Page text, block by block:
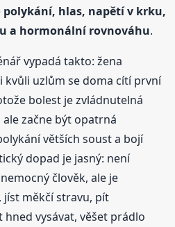
polykání, hlas, napětí v krku,
a hormonální rovnováhu.
vypadá takto: žena
uzlům se doma cítí první
bolest je zvládnutelná
začne být opatrná
větších soust a bojí
dopad je jasný: není
člověk, ale je
měkčí stravu, pít
vysávat, věšet prádlo